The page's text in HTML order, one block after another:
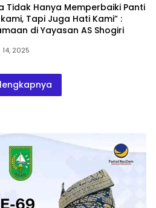
Tidak Hanya Memperbaiki Panti
Tapi Juga Hati Kami” :
di Yayasan AS Shogiri
14, 2025